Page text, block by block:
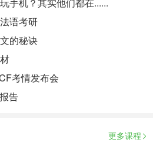
语考研
的秘诀
考情发布会
告
更多课程